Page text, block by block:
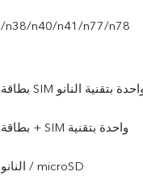
/n38/n40/n41/n77/n78
بطاقة SIM واحدة بتقنية النانو
+ بطاقة SIM واحدة بتقنية
النانو / microSD